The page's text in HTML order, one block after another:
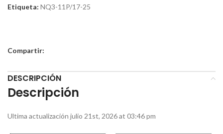
Etiqueta: NQ3-11P/17-25
Compartir:
DESCRIPCIÓN
Descripción
Ultima actualización julio 21st, 2026 at 03:46 pm